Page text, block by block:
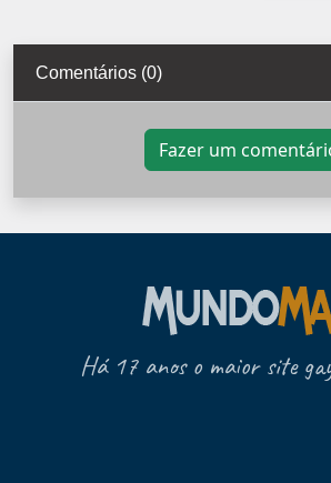
Comentários (0)
Fazer um
Há 17 anos o maior site